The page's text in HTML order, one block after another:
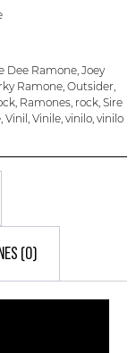
Dee Ramone Joey
Ramone Outsider
Ramones rock Sire
Vinil Vinile vinilo vinilo
(0)